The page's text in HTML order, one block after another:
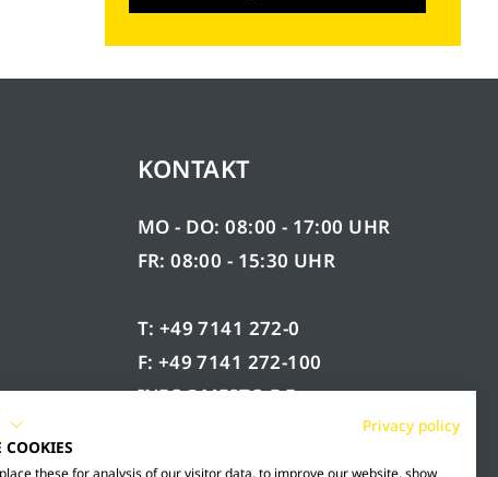
KONTAKT
MO - DO: 08:00 - 17:00 UHR
FR: 08:00 - 15:30 UHR
T: +49 7141 272-0
F: +49 7141 272-100
INFO@MESTO.DE
Privacy policy
COOKIES
these for analysis of our visitor data, to improve our website, show